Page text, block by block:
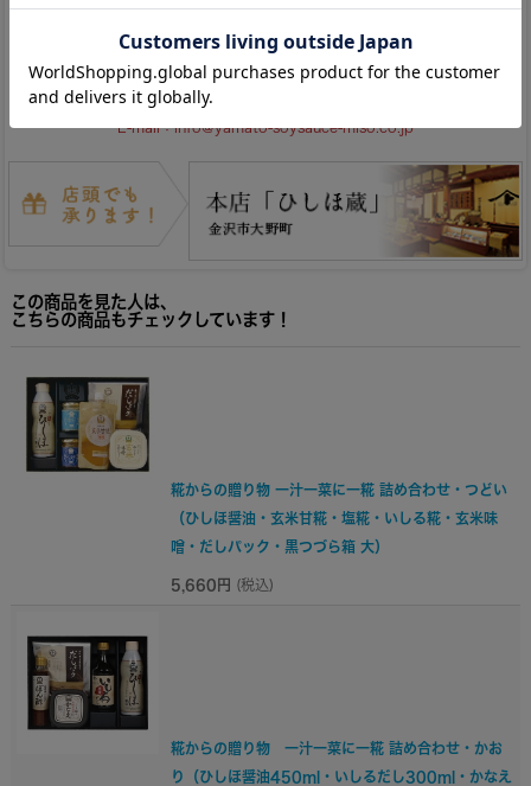
【お気軽にお問い合わせください】
： 0120-12-1248
E-mail：info@yamato-soysauce-miso.co.jp
この商品を見た人は、
こちらの商品もチェックしています！
糀からの贈り物 一汁一菜に一糀 詰め合わせ・つどい
（ひしほ醤油・玄米甘糀・塩糀・いしる糀・玄米味
噌・だしパック・黒つづら箱 大）
5,660円 (税込)
糀からの贈り物 一汁一菜に一糀 詰め合わせ・かお
り（ひしほ醤油450ml・いしるだし300ml・かなえ